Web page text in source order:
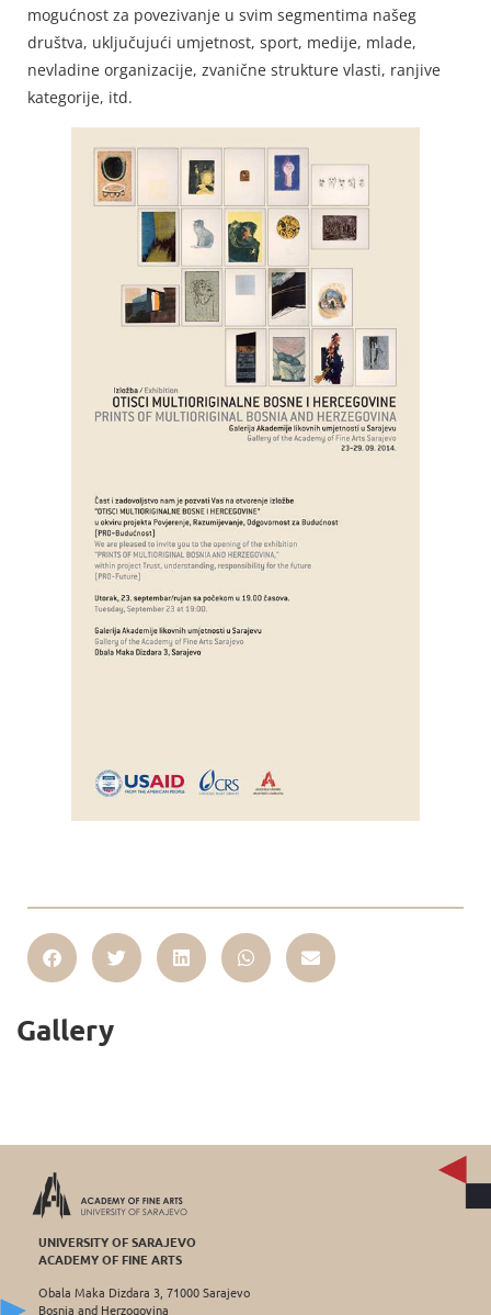
mogućnost za povezivanje u svim segmentima našeg
društva, uključujući umjetnost, sport, medije, mlade,
nevladine organizacije, zvanične strukture vlasti, ranjive
kategorije, itd.
Gallery
UNIVERSITY OF SARAJEVO
ACADEMY OF FINE ARTS
Obala Maka Dizdara 3, 71000 Sarajevo
Bosnia and Herzogovina